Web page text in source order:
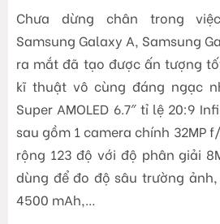
Chưa dừng chân trong
Samsung Galaxy A, Samsung
ra mắt đã tạo được ấn tượng
kĩ thuật vô cùng đáng ngạc
Super AMOLED 6.7″ tỉ lệ 20:9
sau gồm 1 camera chính 32MP
rộng 123 độ với độ phân giải
dùng để đo độ sâu trường
4500 mAh,…